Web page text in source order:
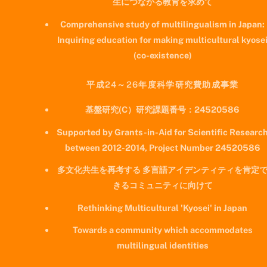
Comprehensive study of multilingualism in Japan:
Inquiring education for making multicultural kyosei
(co-existence)
平成24～26年度科学研究費助成事業
基盤研究(C）研究課題番号：24520586
Supported by Grants-in-Aid for Scientific Research
between 2012-2014, Project Number 24520586
多文化共生を再考する 多言語アイデンティティを肯定
きるコミュニティに向けて
Rethinking Multicultural 'Kyosei' in Japan
Towards a community which accommodates
multilingual identities